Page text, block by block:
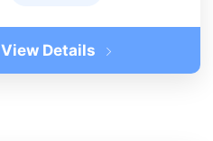
View Details